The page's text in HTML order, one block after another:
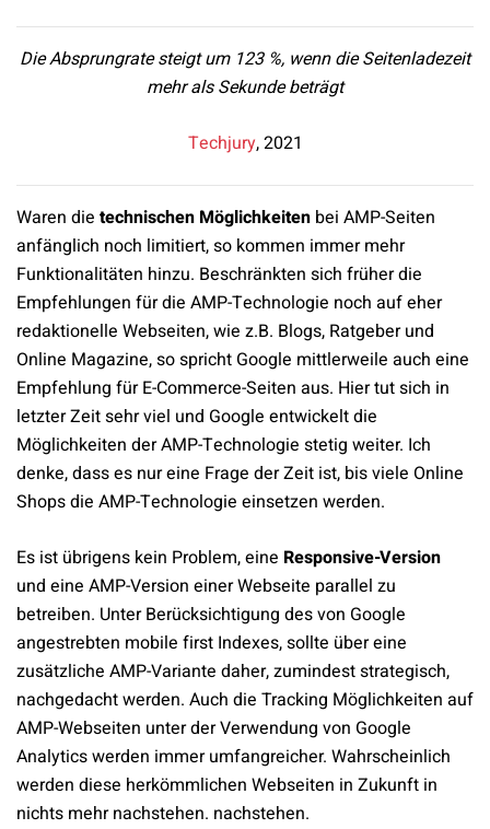
Die Absprungrate steigt um 123 %, wenn die Seitenladezeit
mehr als Sekunde beträgt
Techjury, 2021
Waren die technischen Möglichkeiten bei AMP-Seiten
anfänglich noch limitiert, so kommen immer mehr
Funktionalitäten hinzu. Beschränkten sich früher die
Empfehlungen für die AMP-Technologie noch auf eher
redaktionelle Webseiten, wie z.B. Blogs, Ratgeber und
Online Magazine, so spricht Google mittlerweile auch eine
Empfehlung für E-Commerce-Seiten aus. Hier tut sich in
letzter Zeit sehr viel und Google entwickelt die
Möglichkeiten der AMP-Technologie stetig weiter. Ich
denke, dass es nur eine Frage der Zeit ist, bis viele Online
Shops die AMP-Technologie einsetzen werden.
Es ist übrigens kein Problem, eine Responsive-Version
und eine AMP-Version einer Webseite parallel zu
betreiben. Unter Berücksichtigung des von Google
angestrebten mobile first Indexes, sollte über eine
zusätzliche AMP-Variante daher, zumindest strategisch,
nachgedacht werden. Auch die Tracking Möglichkeiten auf
AMP-Webseiten unter der Verwendung von Google
Analytics werden immer umfangreicher. Wahrscheinlich
werden diese herkömmlichen Webseiten in Zukunft in
nichts mehr nachstehen. nachstehen.